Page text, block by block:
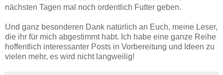
nächsten Tagen mal noch ordentlich Futter geben.
Und ganz besonderen Dank natürlich an Euch, meine Leser,
die ihr für mich abgestimmt habt. Ich habe eine ganze Reihe
hoffentlich interessanter Posts in Vorbereitung und Ideen zu
vielen mehr, es wird nicht langweilig!